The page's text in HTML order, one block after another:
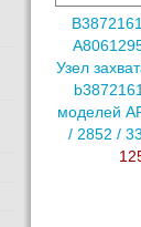
Узел
моделей
/ 2852 /